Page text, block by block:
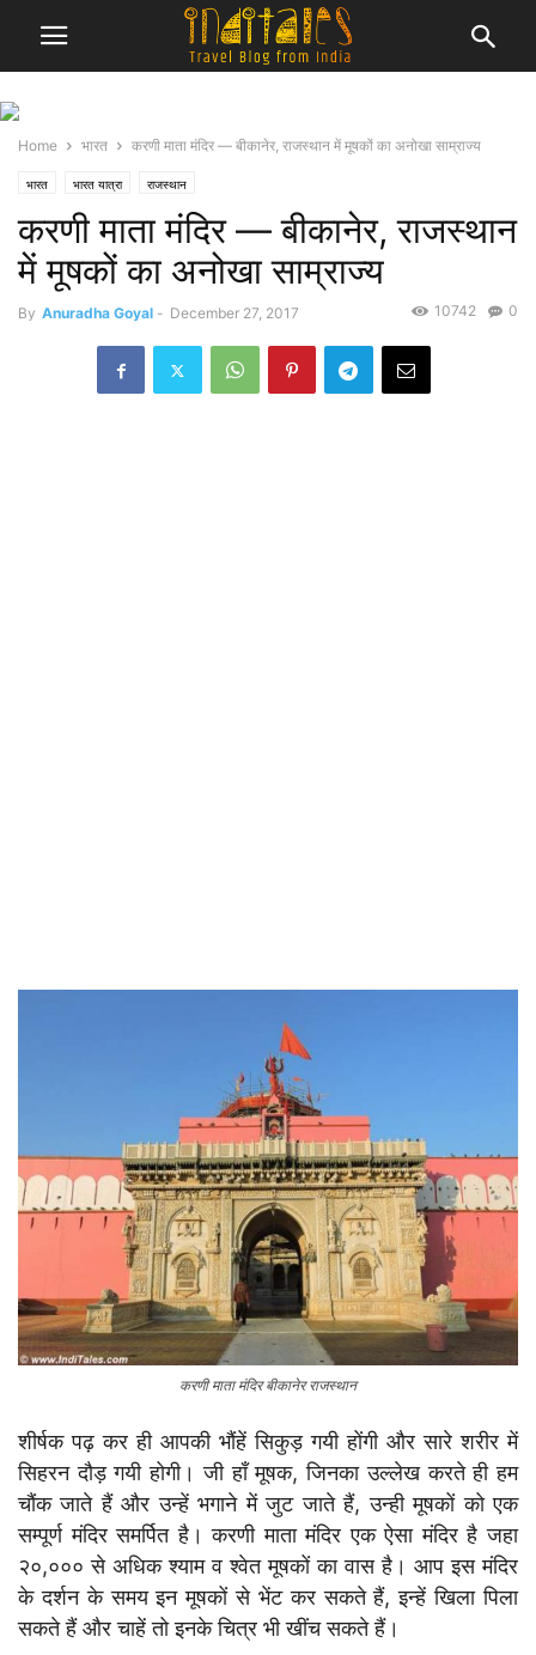
Home भारत करणी माता मंदिर — बीकानेर, राजस्थान में मूषकों का अनोखा साम्राज्य
भारत भारत यात्रा राजस्थान
करणी माता मंदिर — बीकानेर, राजस्थान
में मूषकों का अनोखा साम्राज्य
By Anuradha Goyal - December 27, 2017 0
10742
करणी माता मंदिर बीकानेर राजस्थान
शीर्षक पढ़ कर ही आपकी भौंहें सिकुड़ गयी होंगी और सारे शरीर में
सिहरन दौड़ गयी होगी। जी हाँ मूषक, जिनका उल्लेख करते ही हम
चौंक जाते हैं और उन्हें भगाने में जुट जाते हैं, उन्ही मूषकों को एक
सम्पूर्ण मंदिर समर्पित है। करणी माता मंदिर एक ऐसा मंदिर है जहा
२०,००० से अधिक श्याम व श्वेत मूषकों का वास है। आप इस मंदिर
के दर्शन के समय इन मूषकों से भेंट कर सकते हैं, इन्हें खिला पिला
सकते हैं और चाहें तो इनके चित्र भी खींच सकते हैं।